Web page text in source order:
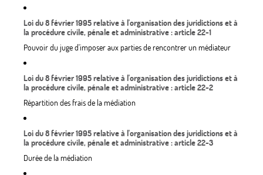
Loi du 8 février 1995 relative à l'organisation des juridictions et à
la procédure civile, pénale et administrative : article 22-1
Pouvoir du juge d'imposer aux parties de rencontrer un médiateur
Loi du 8 février 1995 relative à l'organisation des juridictions et à
la procédure civile, pénale et administrative : article 22-2
Répartition des frais de la médiation
Loi du 8 février 1995 relative à l'organisation des juridictions et à
la procédure civile, pénale et administrative : article 22-3
Durée de la médiation